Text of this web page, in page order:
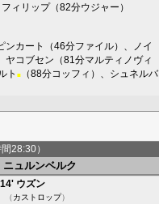
フィリップ（82分ウジャー ）
ンカート （46分ファイル）、
ノイ
ヤコブセン （81分マルティノヴィ
ト ■ （88分コッフィ ）、 シュネルバ
28:30）
ニュルンベルク
14' ウズン
（カストロップ）